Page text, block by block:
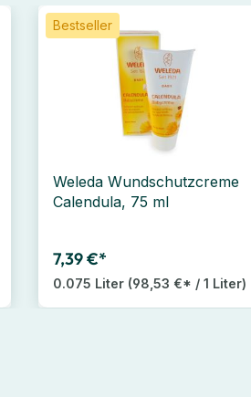
Bestseller
Weleda Wundschutzcreme
Calendula, 75 ml
7,39 €*
0.075 Liter (98,53 €* / 1 Liter)